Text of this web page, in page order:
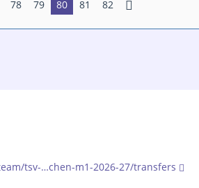
78 79 80 81 82
tsv-…chen-m1-2026-27/transfers